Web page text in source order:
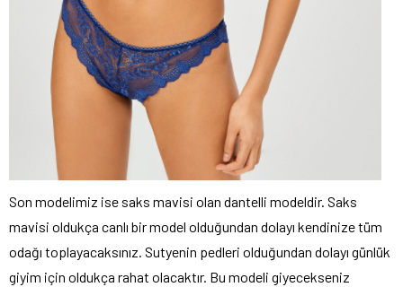
Son modelimiz ise saks mavisi olan dantelli modeldir. Saks
mavisi oldukça canlı bir model olduğundan dolayı kendinize tüm
odağı toplayacaksınız. Sutyenin pedleri olduğundan dolayı günlük
giyim için oldukça rahat olacaktır. Bu modeli giyecekseniz